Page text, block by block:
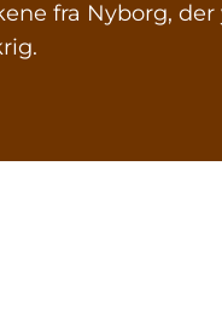
fra Nyborg,